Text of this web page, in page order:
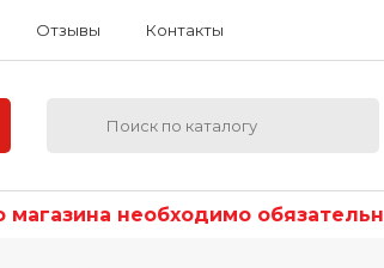
Отзывы Контакты
необходимо